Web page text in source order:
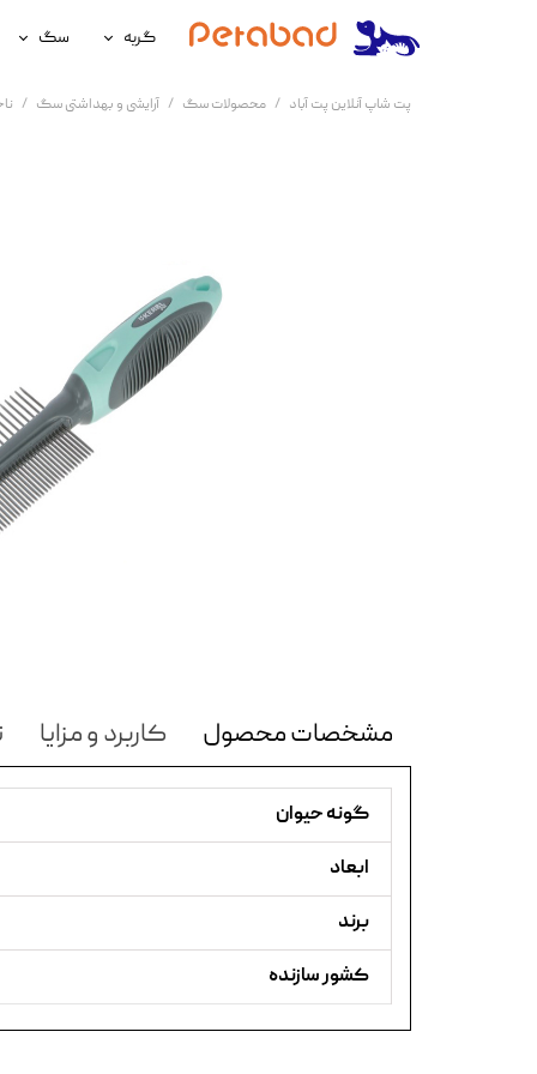
گربه
غذای گربه
سگ
غذای سگ
پت شاپ آنلاین پت آباد محصولات سگ آرایشی و بهداشتی سگ
مشخصات محصول کاربرد و مزایا
گونه حیوان
ابعاد
برند
کشور سازنده